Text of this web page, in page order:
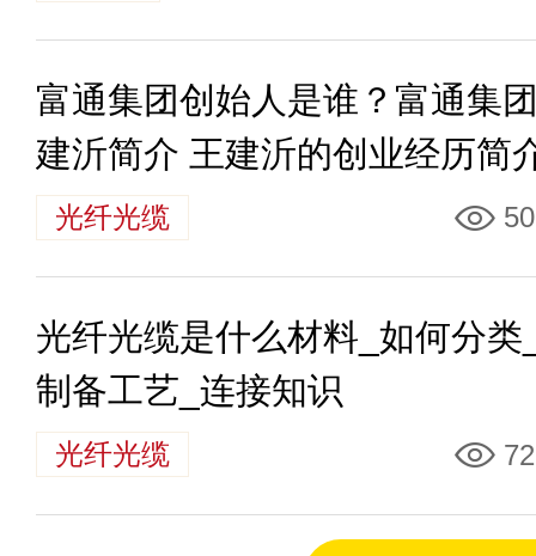
富通集团创始人是谁？富通集
建沂简介 王建沂的创业经历简
光纤光缆
光纤光缆是什么材料_如何分类
制备工艺_连接知识
光纤光缆